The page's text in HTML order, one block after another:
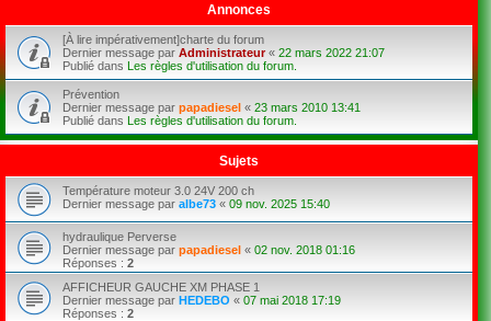
Annonces
[À lire impérativement]charte du forum
Dernier message par Administrateur« 22 mars 2022 21:07
Publié dans Les règles d'utilisation du forum.
Prévention
Dernier message par papadiesel « 23 mars 2010 13:41
Publié dans Les règles d'utilisation du forum.
Sujets
Température moteur 3.0 24V 200 ch
Dernier message par albe73 « 09 nov. 2025 15:40
hydraulique Perverse
Dernier message par papadiesel « 02 nov. 2018 01:16
Réponses : 2
AFFICHEUR GAUCHE XM PHASE 1
Dernier message par HEDEBO « 07 mai 2018 17:19
Réponses : 2